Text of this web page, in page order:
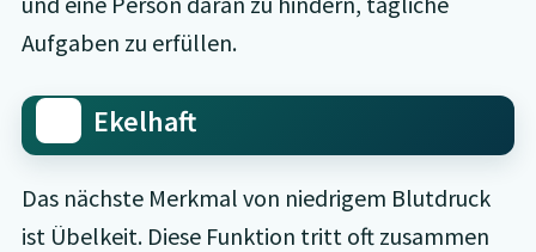
Aufgaben zu erfüllen.
Ekelhaft
Das nächste Merkmal von niedrigem Blutdruck
ist Übelkeit. Diese Funktion tritt oft zusammen